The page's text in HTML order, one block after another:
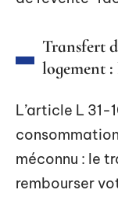
Transfert
logement
L’article L
méconnu : le
rembourser